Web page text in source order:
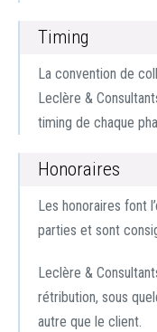
Timing
La convention de
Leclère &
timing de chaque
Honoraires
Les honoraires font
parties et sont
Leclère &
rétribution, sous
autre que le client.